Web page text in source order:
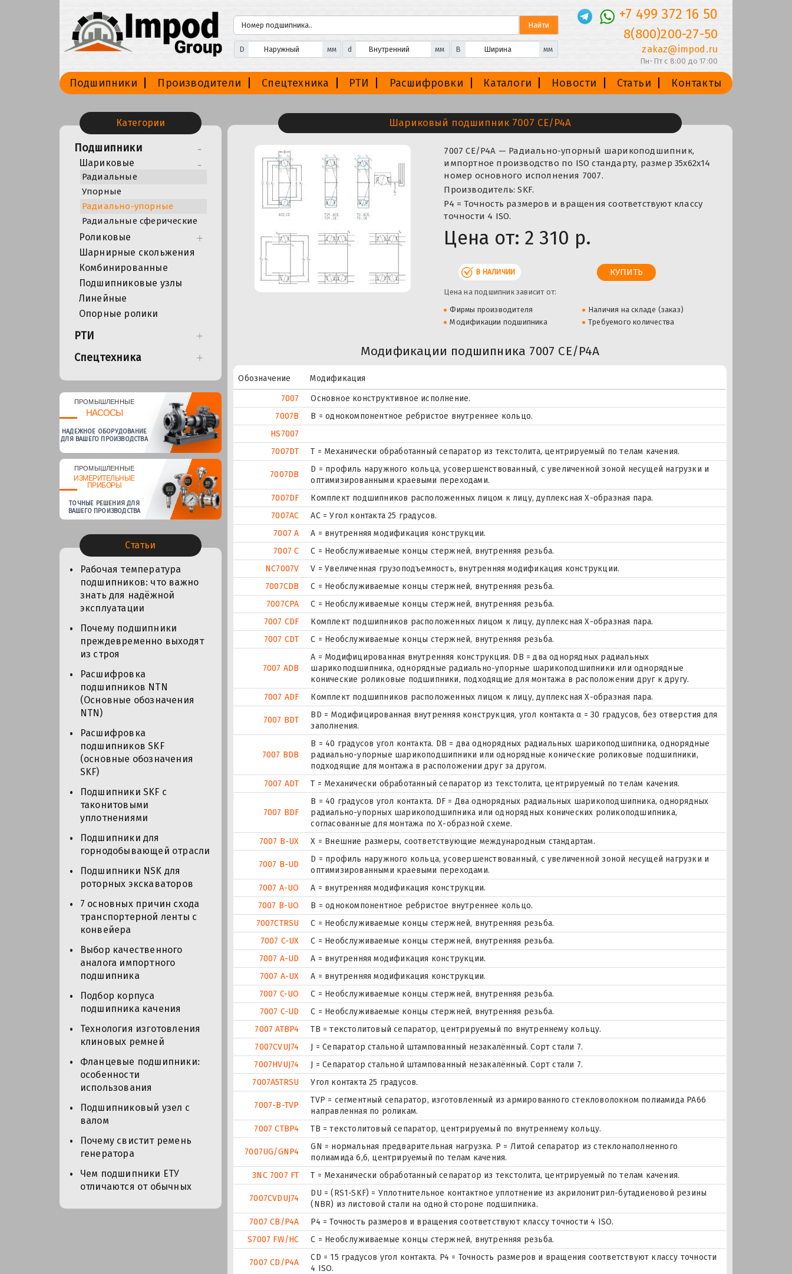
D мм d мм B мм
+7 499 372 16 50
8(800)200-27-50
zakaz@impod.ru
Пн-Пт с 8:00 до 17:00
Подшипники Производители Спецтехника РТИ Расшифровки Каталоги Новости Статьи Контакты
Категории
Подшипники
Шариковые
Радиальные
Упорные
Радиально-упорные
Радиальные сферические
Роликовые
Шарнирные скольжения
Комбинированные
Подшипниковые узлы
Линейные
Опорные ролики
РТИ
Спецтехника
ПРОМЫШЛЕННЫЕ
НАСОСЫ
НАДЕЖНОЕ ОБОРУДОВАНИЕ
ДЛЯ ВАШЕГО ПРОИЗВОДСТВА
ПРОМЫШЛЕННЫЕ
ИЗМЕРИТЕЛЬНЫЕ
ПРИБОРЫ
ТОЧНЫЕ РЕШЕНИЯ ДЛЯ
ВАШЕГО ПРОИЗВОДСТВА
Статьи
Рабочая температура
подшипников: что важно
знать для надёжной
эксплуатации
Почему подшипники
преждевременно выходят
из строя
Расшифровка
подшипников NTN
(Основные обозначения
NTN)
Расшифровка
подшипников SKF
(основные обозначения
SKF)
Подшипники SKF с
таконитовыми
уплотнениями
Подшипники для
горнодобывающей отрасли
Подшипники NSK для
роторных экскаваторов
7 основных причин схода
транспортерной ленты с
конвейера
Выбор качественного
аналога импортного
подшипника
Подбор корпуса
подшипника качения
Технология изготовления
клиновых ремней
Фланцевые подшипники:
особенности
использования
Подшипниковый узел с
валом
Почему свистит ремень
генератора
Чем подшипники ЕТУ
отличаются от обычных
Шариковый подшипник 7007 CE/P4A
7007 CE/P4A — Радиально-упорный шарикоподшипник,
импортное производство по ISO стандарту, размер 35x62x14
номер основного исполнения 7007.
Производитель: SKF.
P4 = Точность размеров и вращения соответствуют классу
точности 4 ISO.
Цена от: 2 310 р.
В НАЛИЧИИ
Цена на подшипник зависит от:
Фирмы производителя
Наличия на складе (заказ)
Модификации подшипника
Требуемого количества
Модификации подшипника 7007 CE/P4A
Обозначение
Модификация
7007
Основное конструктивное исполнение.
7007B
B = однокомпонентное ребристое внутреннее кольцо.
HS7007
7007DT
T = Механически обработанный сепаратор из текстолита, центрируемый по телам качения.
7007DB
D = профиль наружного кольца, усовершенствованный, с увеличенной зоной несущей нагрузки и
оптимизированными краевыми переходами.
7007DF
Комплект подшипников расположенных лицом к лицу, дуплексная Х-образная пара.
7007AC
AC = Угол контакта 25 градусов.
7007 A
A = внутренняя модификация конструкции.
7007 C
С = Необслуживаемые концы стержней, внутренняя резьба.
NC7007V
V = Увеличенная грузоподъемность, внутренняя модификация конструкции.
7007CDB
С = Необслуживаемые концы стержней, внутренняя резьба.
7007CPA
С = Необслуживаемые концы стержней, внутренняя резьба.
7007 CDF
Комплект подшипников расположенных лицом к лицу, дуплексная Х-образная пара.
7007 CDT
С = Необслуживаемые концы стержней, внутренняя резьба.
7007 ADB
A = Модифицированная внутренняя конструкция. DB = два однорядных радиальных
шарикоподшипника, однорядные радиально-упорные шарикоподшипники или однорядные
конические роликовые подшипники, подходящие для монтажа в расположении друг к другу.
7007 ADF
Комплект подшипников расположенных лицом к лицу, дуплексная Х-образная пара.
7007 BDT
BD = Модифицированная внутренняя конструкция, угол контакта α = 30 градусов, без отверстия для
заполнения.
7007 BDB
B = 40 градусов угол контакта. DB = два однорядных радиальных шарикоподшипника, однорядные
радиально-упорные шарикоподшипники или однорядные конические роликовые подшипники,
подходящие для монтажа в расположении друг за другом.
7007 ADT
T = Механически обработанный сепаратор из текстолита, центрируемый по телам качения.
7007 BDF
B = 40 градусов угол контакта. DF = Два однорядных радиальных шарикоподшипника, однорядных
радиально-упорных шарикоподшипника или однорядных конических роликоподшипника,
согласованные для монтажа по Х-образной схеме.
7007 B-UX
X = Внешние размеры, соответствующие международным стандартам.
7007 B-UD
D = профиль наружного кольца, усовершенствованный, с увеличенной зоной несущей нагрузки и
оптимизированными краевыми переходами.
7007 A-UO
A = внутренняя модификация конструкции.
7007 B-UO
B = однокомпонентное ребристое внутреннее кольцо.
7007CTRSU
С = Необслуживаемые концы стержней, внутренняя резьба.
7007 C-UX
С = Необслуживаемые концы стержней, внутренняя резьба.
7007 A-UD
A = внутренняя модификация конструкции.
7007 A-UX
A = внутренняя модификация конструкции.
7007 C-UO
С = Необслуживаемые концы стержней, внутренняя резьба.
7007 C-UD
С = Необслуживаемые концы стержней, внутренняя резьба.
7007 ATBP4
ТВ = текстолитовый сепаратор, центрируемый по внутреннему кольцу.
7007CVUJ74
J = Сепаратор стальной штампованный незакалённый. Сорт стали 7.
7007HVUJ74
J = Сепаратор стальной штампованный незакалённый. Сорт стали 7.
7007A5TRSU
Угол контакта 25 градусов.
7007-B-TVP
TVP = сегментный сепаратор, изготовленный из армированного стекловолокном полиамида PA66
направленная по роликам.
7007 CTBP4
ТВ = текстолитовый сепаратор, центрируемый по внутреннему кольцу.
7007UG/GNP4
GN = нормальная предварительная нагрузка. P = Литой сепаратор из стеклонаполненного
полиамида 6,6, центрируемый по телам качения.
3NC 7007 FT
T = Механически обработанный сепаратор из текстолита, центрируемый по телам качения.
7007CVDUJ74
DU = (RS1-SKF) = Уплотнительное контактное уплотнение из акрилонитрил-бутадиеновой резины
(NBR) из листовой стали на одной стороне подшипника.
7007 CB/P4A
P4 = Точность размеров и вращения соответствуют классу точности 4 ISO.
S7007 FW/HC
С = Необслуживаемые концы стержней, внутренняя резьба.
7007 CD/P4A
CD = 15 градусов угол контакта. P4 = Точность размеров и вращения соответствуют классу точности
4 ISO.